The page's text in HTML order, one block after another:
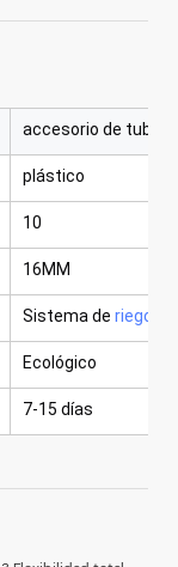
accesorio de
plástico
10
16MM
Sistema de riego
Ecológico
7-15 días